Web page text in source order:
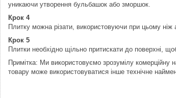
уникаючи утворення бульбашок або зморшок.
Крок 4
Плитку можна різати, використовуючи при цьому ніж
Крок 5
Плитки необхідно щільно притискати до поверхні,
Примітка: Ми використовуємо зрозумілу
товару може використовуватися інше технічне